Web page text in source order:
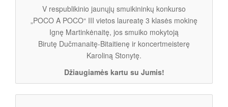
V respublikinio jaunųjų smuikininkų konkurso
„POCO A POCO“ III vietos laureatę 3 klasės mokinę
Ignę Martinkėnaitę, jos smuiko mokytoją
Birutę Dučmanaitę-Bitaitienę ir koncertmeisterę
Karoliną Stonytę.
Džiaugiamės kartu su Jumis!